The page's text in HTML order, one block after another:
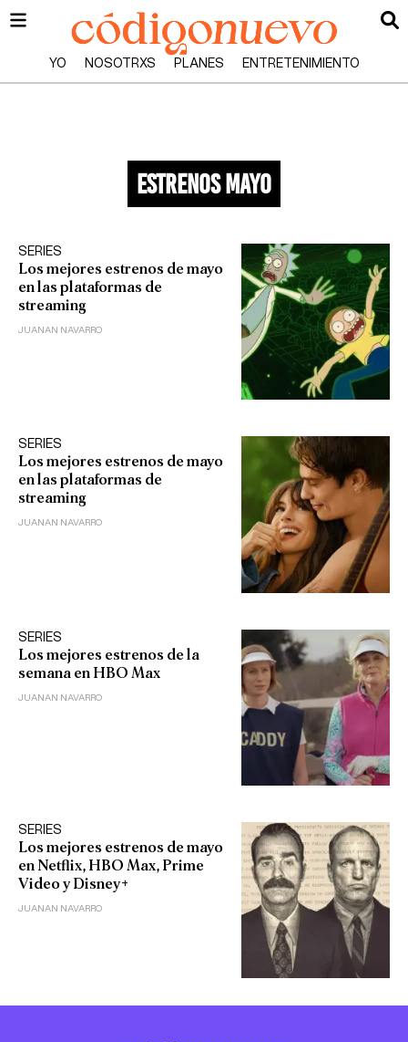
YO NOSOTRXS PLANES ENTRETENIMIENTO
estrenos mayo
SERIES
Los mejores estrenos de mayo
en las plataformas de
streaming
JUANAN NAVARRO
SERIES
Los mejores estrenos de mayo
en las plataformas de
streaming
JUANAN NAVARRO
SERIES
Los mejores estrenos de la
semana en HBO Max
JUANAN NAVARRO
SERIES
Los mejores estrenos de mayo
en Netflix, HBO Max, Prime
Video y Disney+
JUANAN NAVARRO